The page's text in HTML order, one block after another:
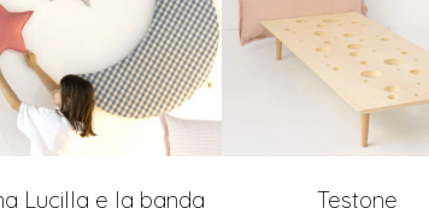
Lucilla e la banda
Testone